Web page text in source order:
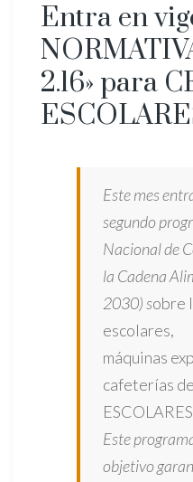
Entra en
2.16» para
Este mes
segundo
Nacional de
la Cadena
2030) sobre
escolares,
máquinas
cafeterías
Este
objetivo